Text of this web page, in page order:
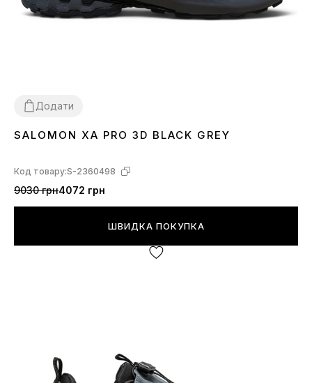
Додати
414243 44 45
SALOMON XA PRO 3D BLACK GREY
Код товару:S-2360498
9030 грн4072 грн
ШВИДКА ПОКУПКА